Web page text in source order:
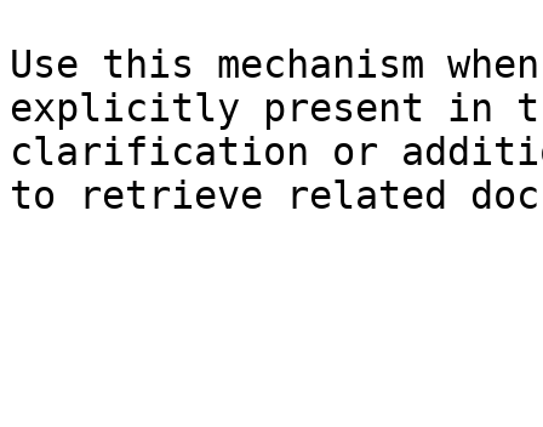
Use this mechanism
explicitly present in
clarification or